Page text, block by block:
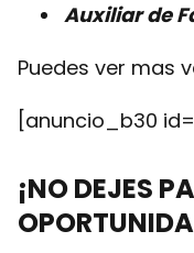
Auxiliar de
Puedes ver mas
[anuncio_b30
¡NO DEJES